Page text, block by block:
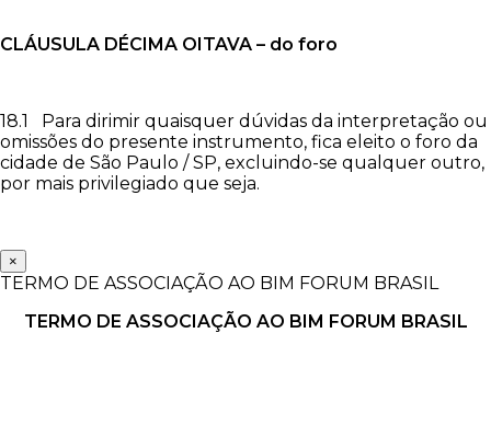
CLÁUSULA DÉCIMA OITAVA – do foro
18.1 Para dirimir quaisquer dúvidas da interpretação ou
omissões do presente instrumento, fica eleito o foro da
cidade de São Paulo / SP, excluindo-se qualquer outro,
por mais privilegiado que seja.
×
TERMO DE ASSOCIAÇÃO AO BIM FORUM BRASIL
TERMO DE ASSOCIAÇÃO AO BIM FORUM BRASIL